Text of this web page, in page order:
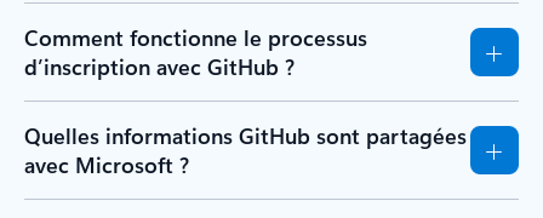
Comment fonctionne le processus
d’inscription avec GitHub ?
Quelles informations GitHub sont partagées
avec Microsoft ?